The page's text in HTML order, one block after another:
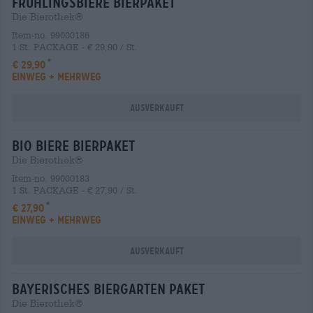
Die Bierothek®
Item-no. 99000186
1 St. PACKAGE - € 29,90 / St.
€ 29,90
EINWEG + MEHRWEG
Ausverkauft
bio biere Bierpaket
Die Bierothek®
Item-no. 99000183
1 St. PACKAGE - € 27,90 / St.
€ 27,90
EINWEG + MEHRWEG
Ausverkauft
bayerisches biergarten Paket
Die Bierothek®